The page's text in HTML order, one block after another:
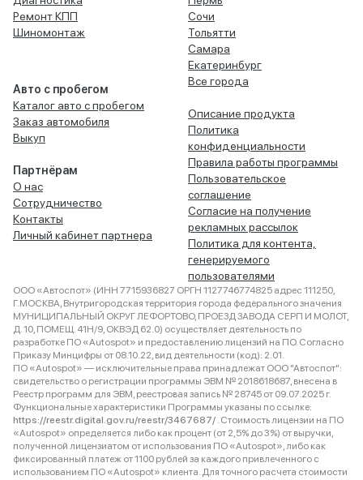
Ремонт КПП
Шиномонтаж
Авто с пробегом
Каталог авто с пробегом
Заказ автомобиля
Выкуп
Партнёрам
О нас
Сотрудничество
Контакты
Личный кабинет партнера
Сочи
Тольятти
Самара
Екатеринбург
Все города
Описание продукта
Политика
конфиденциальности
Правила работы программы
Пользовательское
соглашение
Согласие на получение
рекламных рассылок
Политика для контента,
генерируемого
пользователями
ООО «Автоспот» (ИНН 7715936827 ОРГН 1127746774825 адрес 111250,
Г.МОСКВА, Внутригородская территория города федерального значения
МУНИЦИПАЛЬНЫЙ ОКРУГ ЛЕФОРТОВО, ПРОЕЗД ЗАВОДА СЕРП И МОЛОТ,
Д. 10, ПОМЕЩ. 41Н/9, ОКВЭД 62.0) осуществляет деятельность по
разработке ПО «Autospot» и предоставлению лицензий на ПО. Согласно
Приказу Минцифры от 08.10.22, вид деятельности (код): 2.01.
ПО «Autospot» — исключительные права принадлежат ООО "Автоспот":
свидетельство о регистрации программы ЭВМ № 2018618687, внесена в
Реестр программ для ЭВМ, реестровая запись № 28745 от 09.07.2025 г.
Функциональные характеристики Программы указаны по ссылке:
https://reestr.digital.gov.ru/reestr/3467687/ . Стоимость лицензии на ПО
«Autospot» определяется либо как процент (от 2,5% до 3%) от выручки,
полученной лицензиатом от использования ПО «Autospot», либо как
фиксированный платеж от 1100 рублей за каждого привлеченного с
использованием ПО «Autospot» клиента. Для точного расчета стоимости